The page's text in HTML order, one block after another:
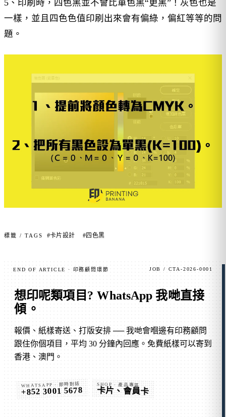
5、印刷時，四色黑並不會比單色黑“更黑”！灰色也是
一樣，並且四色色值印刷出來會有偏綠，偏紅等等的問
題。
標籤 / TAGS #卡片設計 #四色黑
END OF ARTICLE · 印務顧問環節 JOB / CTA-2026-0001
想印呢類項目? WhatsApp 我哋直接
傾 。
報價、紙樣寄送、打版安排 ── 我哋會嗰邊有印務顧問
跟住你個項目，平均 30 分鐘內回應。免費紙樣可以寄到
香港、澳門。
WHATSAPP · 即時對話
+852 3001 5678
SHOP · 產品專區
卡片、會員卡